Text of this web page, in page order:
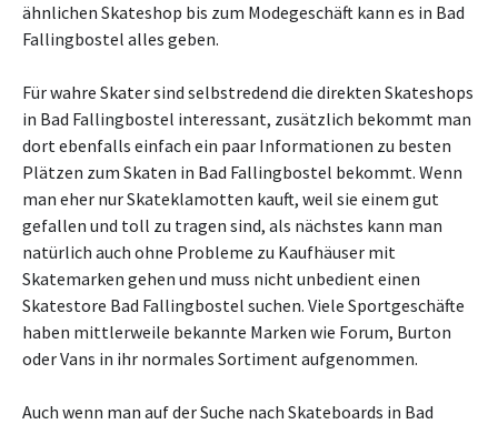
ähnlichen Skateshop bis zum Modegeschäft kann es in Bad
Fallingbostel alles geben.
Für wahre Skater sind selbstredend die direkten Skateshops
in Bad Fallingbostel interessant, zusätzlich bekommt man
dort ebenfalls einfach ein paar Informationen zu besten
Plätzen zum Skaten in Bad Fallingbostel bekommt. Wenn
man eher nur Skateklamotten kauft, weil sie einem gut
gefallen und toll zu tragen sind, als nächstes kann man
natürlich auch ohne Probleme zu Kaufhäuser mit
Skatemarken gehen und muss nicht unbedient einen
Skatestore Bad Fallingbostel suchen. Viele Sportgeschäfte
haben mittlerweile bekannte Marken wie Forum, Burton
oder Vans in ihr normales Sortiment aufgenommen.
Auch wenn man auf der Suche nach Skateboards in Bad